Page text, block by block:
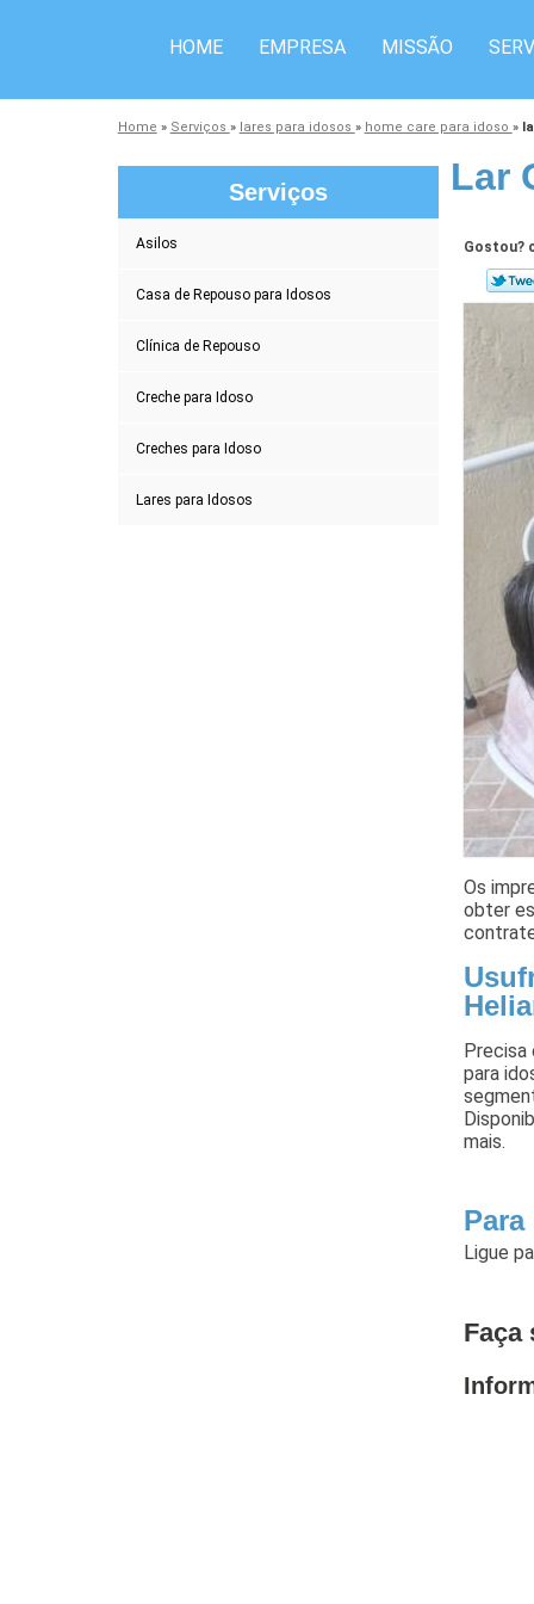
HOME EMPRESA MISSÃO
Home » Serviços » lares para idosos » home care para idoso »
Serviços
Asilos
Casa de Repouso para Idosos
Clínica de Repouso
Creche para Idoso
Creches para Idoso
Lares para Idosos
Lar
Gostou?
Os
obter
para
mais.
Ligue
Faça